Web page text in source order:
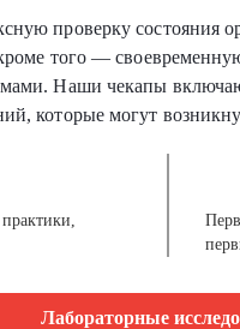
проверку состояния
того —
Наши чекапы
которые могут
Лабораторные